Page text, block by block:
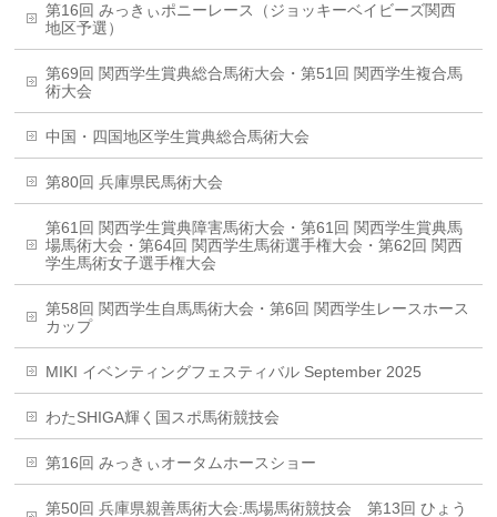
第16回 みっきぃポニーレース（ジョッキーベイビーズ関西
地区予選）
第69回 関西学生賞典総合馬術大会・第51回 関西学生複合馬
術大会
中国・四国地区学生賞典総合馬術大会
第80回 兵庫県民馬術大会
第61回 関西学生賞典障害馬術大会・第61回 関西学生賞典馬
場馬術大会・第64回 関西学生馬術選手権大会・第62回 関西
学生馬術女子選手権大会
第58回 関西学生自馬馬術大会・第6回 関西学生レースホース
カップ
MIKI イベンティングフェスティバル September 2025
わたSHIGA輝く国スポ馬術競技会
第16回 みっきぃオータムホースショー
第50回 兵庫県親善馬術大会:馬場馬術競技会 第13回 ひょう